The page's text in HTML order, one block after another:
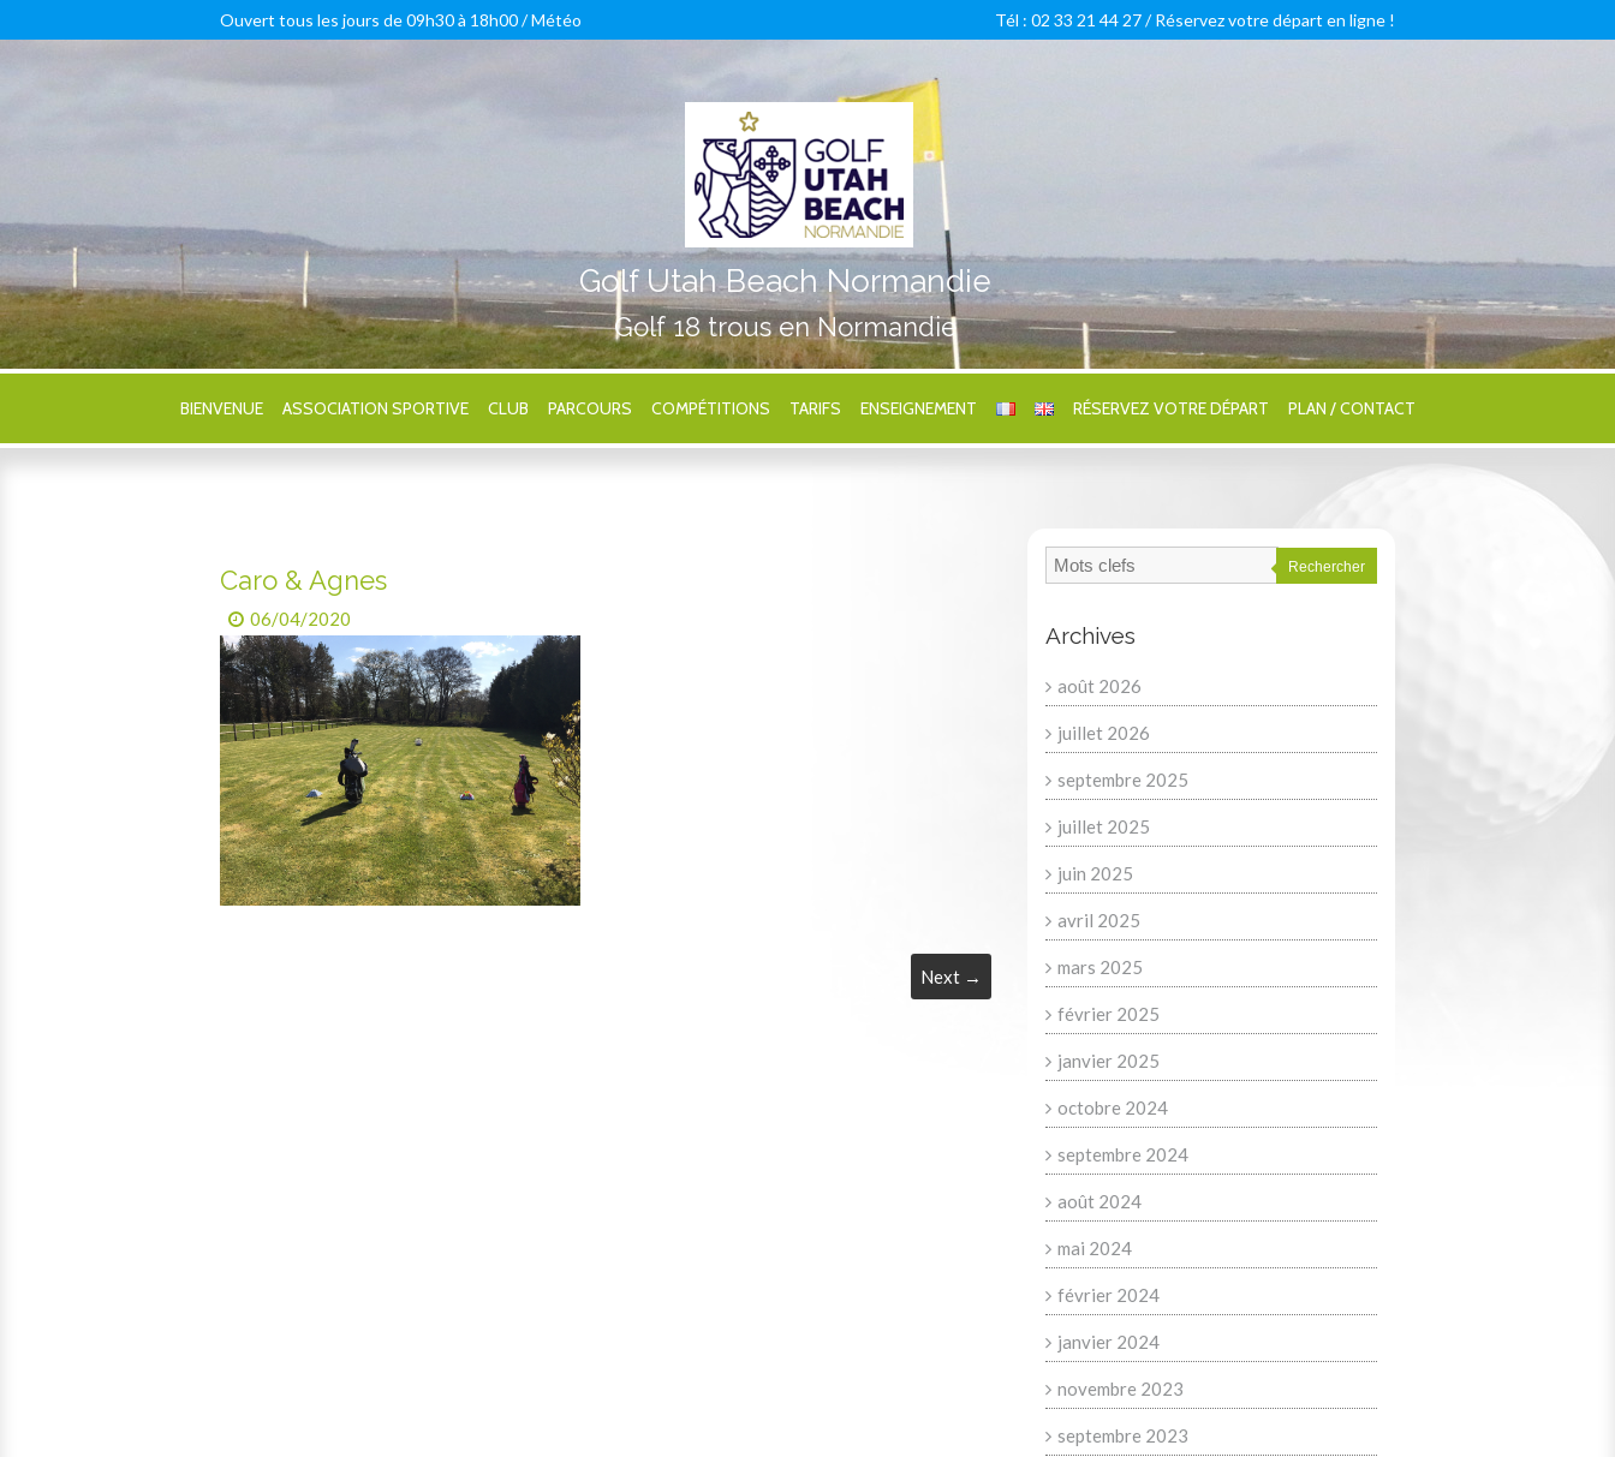
Golf Utah Beach Normandie
Golf 18 trous en Normandie
Tél : 02 33 21 44 27 /Réservez votre départ en ligne !
Ouvert tous les jours de 09h30 à 18h00 /Météo
BIENVENUE ASSOCIATION SPORTIVE CLUB PARCOURS COMPÉTITIONS TARIFS ENSEIGNEMENT RÉSERVEZ VOTRE DÉPART PLAN / CONTACT
Caro & Agnes
06/04/2020
Next →
Rechercher
Archives
août 2026
juillet 2026
septembre 2025
juillet 2025
juin 2025
avril 2025
mars 2025
février 2025
janvier 2025
octobre 2024
septembre 2024
août 2024
mai 2024
février 2024
janvier 2024
novembre 2023
septembre 2023